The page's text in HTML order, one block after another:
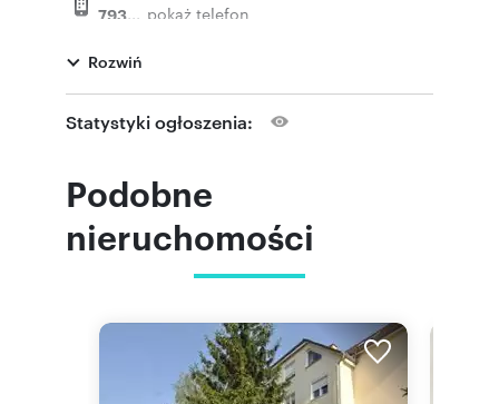
793
pokaż telefon
Rozwiń
Statystyki ogłoszenia:
Podobne
nieruchomości